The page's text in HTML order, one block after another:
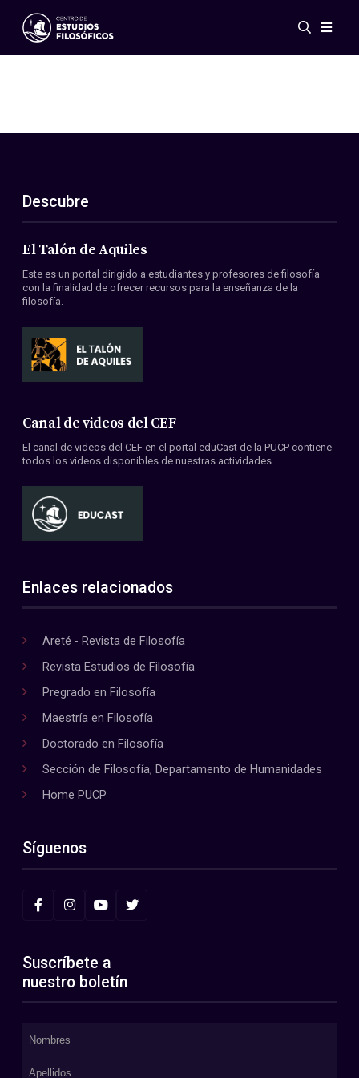
Eventos
ES
EN
Acerca de nosotros
Miembros
Convenios
Descubre
El Talón de Aquiles
Este es un portal dirigido a estudiantes y profesores de filosofía
con la finalidad de ofrecer recursos para la enseñanza de la
filosofía.
Canal de videos del CEF
El canal de videos del CEF en el portal eduCast de la PUCP contiene
todos los videos disponibles de nuestras actividades.
Enlaces relacionados
Areté - Revista de Filosofía
Revista Estudios de Filosofía
Pregrado en Filosofía
Maestría en Filosofía
Doctorado en Filosofía
Sección de Filosofía, Departamento de Humanidades
Home PUCP
Síguenos
Suscríbete a
nuestro boletín